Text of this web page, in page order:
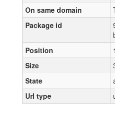
On same domain
Package id
Position
Size
State
Url type